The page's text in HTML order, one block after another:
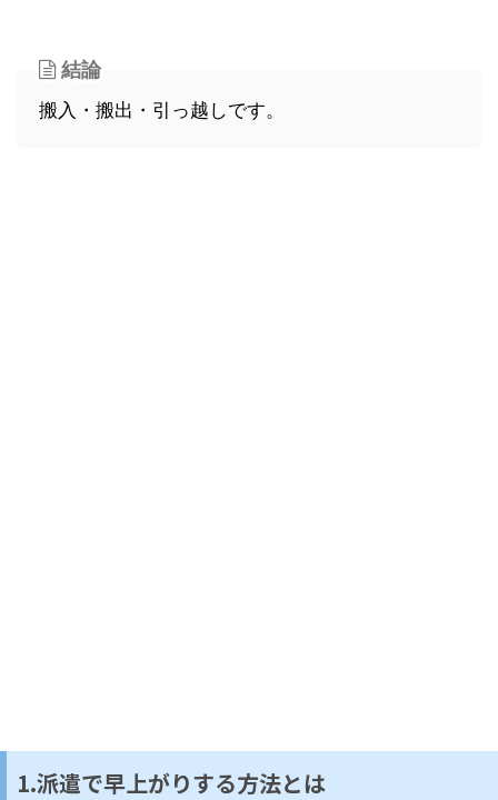
結論
搬入・搬出・引っ越しです。
1.派遣で早上がりする方法とは